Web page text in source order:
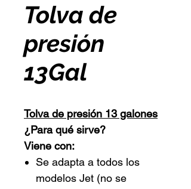
Tolva de
presión
13Gal
Tolva de presión 13 galones
¿Para qué sirve?
Viene con:
Se adapta a todos los
modelos Jet (no se